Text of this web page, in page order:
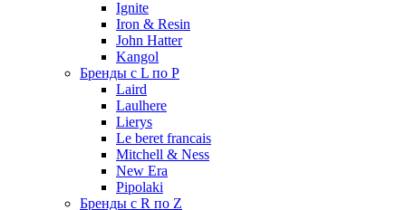
Ignite
Iron & Resin
John Hatter
Kangol
Бренды с L по P
Laird
Laulhere
Lierys
Le beret francais
Mitchell & Ness
New Era
Pipolaki
Бренды с R по Z